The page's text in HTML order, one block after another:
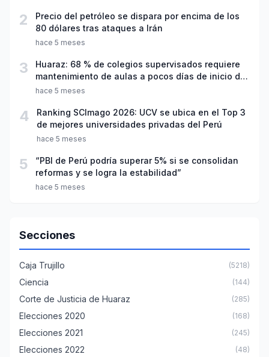
2
Precio del petróleo se dispara por encima de los
80 dólares tras ataques a Irán
hace 5 meses
3
Huaraz: 68 % de colegios supervisados requiere
mantenimiento de aulas a pocos días de inicio del
año escolar 2026
hace 5 meses
4
Ranking SCImago 2026: UCV se ubica en el Top 3
de mejores universidades privadas del Perú
hace 5 meses
5
“PBI de Perú podría superar 5% si se consolidan
reformas y se logra la estabilidad”
hace 5 meses
Secciones
Caja Trujillo (5218)
Ciencia (144)
Corte de Justicia de Huaraz (285)
Elecciones 2020 (168)
Elecciones 2021 (245)
Elecciones 2022 (48)